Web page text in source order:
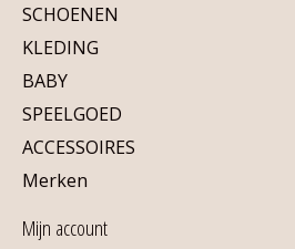
SCHOENEN
KLEDING
BABY
SPEELGOED
ACCESSOIRES
Merken
Mijn account